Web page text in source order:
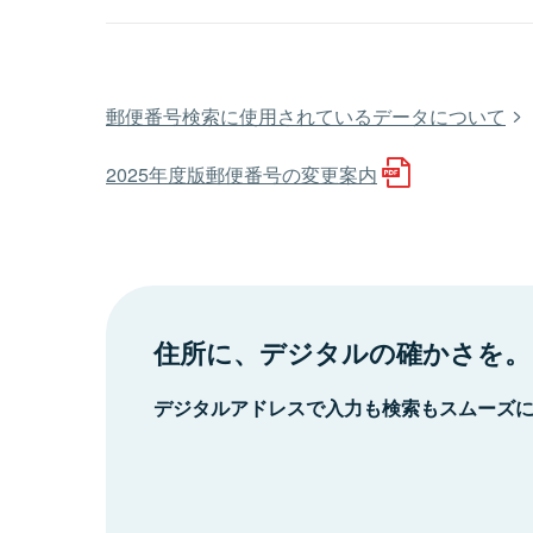
郵便番号検索に使用されているデータについて
2025年度版郵便番号の変更案内
住所に、デジタルの確かさを。
デジタルアドレスで入力も検索もスムーズ